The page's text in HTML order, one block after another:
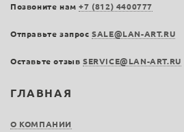
ГЛАВНАЯ
О КОМПАНИИ
Позвоните нам+7 (812) 4400777
Отправьте запросSALE@LAN-ART.RU
Оставьте отзыв SERVICE@LAN-ART.RU